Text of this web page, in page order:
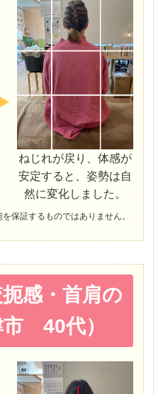
ねじれが戻り、体感が
安定すると、姿勢は自
然に変化しました。
保証するものではありません。
感・首肩の
40代）